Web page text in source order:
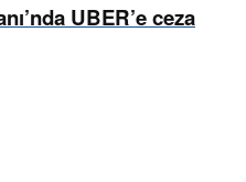
UBER’e ceza